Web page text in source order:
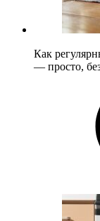
Как
— просто,